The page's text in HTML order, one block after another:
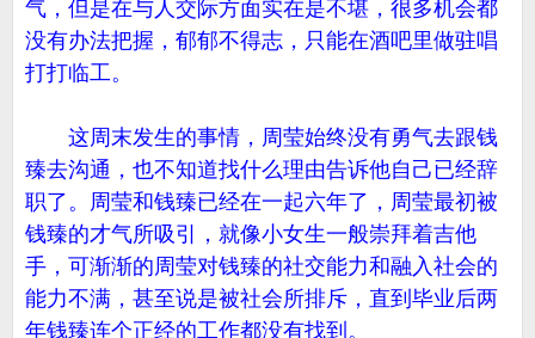
气，但是在与人交际方面实在是不堪，很多机会都
没有办法把握，郁郁不得志，只能在酒吧里做驻唱
打打临工。
这周末发生的事情，周莹始终没有勇气去跟钱
臻去沟通，也不知道找什么理由告诉他自己已经辞
职了。周莹和钱臻已经在一起六年了，周莹最初被
钱臻的才气所吸引，就像小女生一般崇拜着吉他
手，可渐渐的周莹对钱臻的社交能力和融入社会的
能力不满，甚至说是被社会所排斥，直到毕业后两
年钱臻连个正经的工作都没有找到。